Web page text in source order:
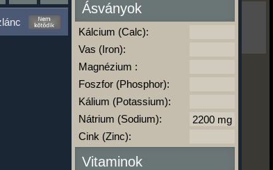
Ha ma már nem eszel/sportolsz többet,
kattints a kiértékelésre!
A Kalória Szimulátor Prémium funkció.
-
Ásványok
Kálcium (Calc):
Vas (Iron):
Magnézium :
Foszfor (Phosphor):
Kálium (Potassium):
Nátrium (Sodium):
Cink (Zinc):
Vitaminok